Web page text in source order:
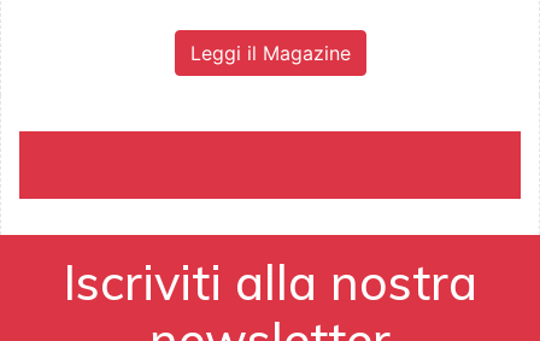
Leggi il Magazine
Iscriviti alla nostra